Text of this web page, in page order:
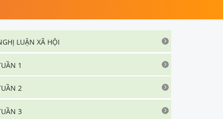
LUẬN XÃ HỘI
1
2
3